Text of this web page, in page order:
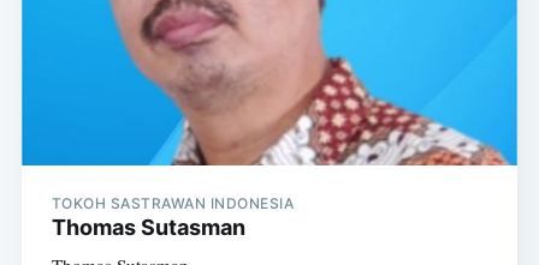
TOKOH SASTRAWAN INDONESIA
Thomas Sutasman